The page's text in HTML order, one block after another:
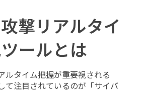
撃リアルタイ
ールとは
ルタイム把握が重要視される
て注目されているのが「サイバ